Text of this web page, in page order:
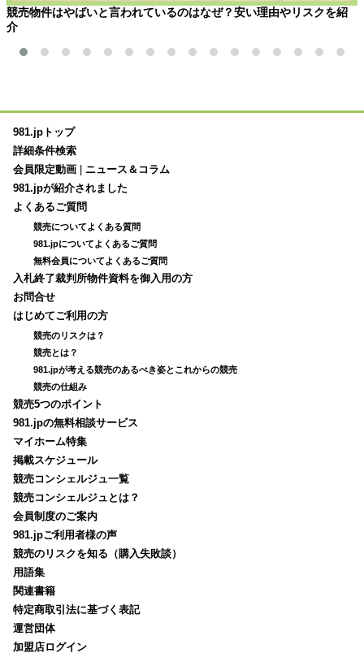
競売物件はやばいと言われているのはなぜ？安い理由やリスクを紹
介
981.jpトップ
詳細条件検索
会員限定動画
ニュース＆コラム
981.jpが紹介されました
よくあるご質問
競売についてよくある質問
981.jpについてよくあるご質問
無料会員についてよくあるご質問
入札終了裁判所物件資料を御入用の方
お問合せ
はじめてご利用の方
競売のリスクは？
競売とは？
981.jpが考える競売のあるべき姿とこれからの競売
競売の仕組み
競売5つのポイント
981.jpの無料相談サービス
マイホーム特集
掲載スケジュール
競売コンシェルジュ一覧
競売コンシェルジュとは？
会員制度のご案内
981.jpご利用者様の声
競売のリスクを知る（購入失敗談）
用語集
関連書籍
特定商取引法に基づく表記
運営団体
加盟店ログイン